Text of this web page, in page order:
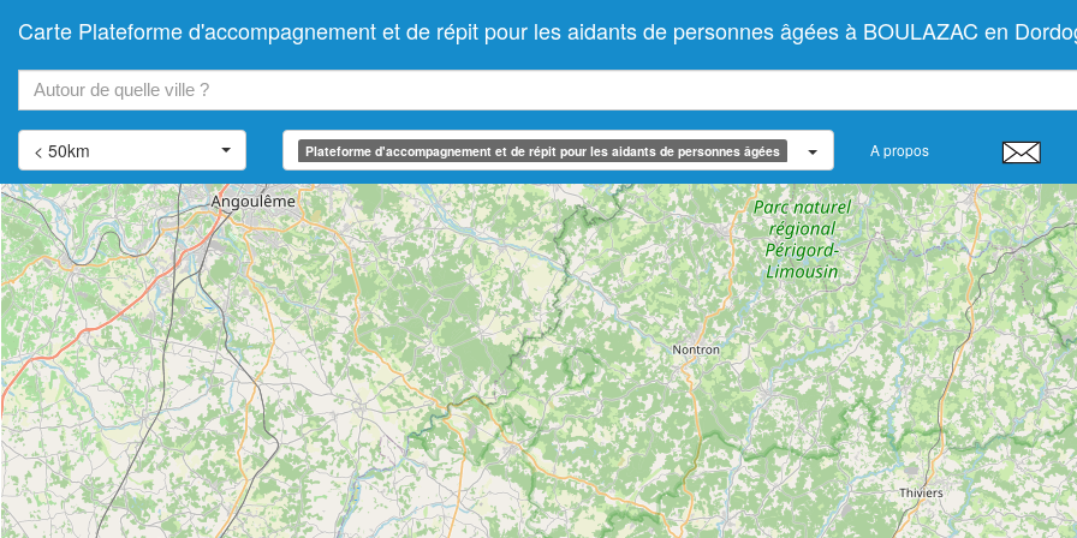
Carte Plateforme d'accompagnement et de répit pour les aidants de personnes âgées à BOULAZAC en
< 50km Plateforme d'accompagnement et de répit pour les aidants de personnes âgées A propos
−